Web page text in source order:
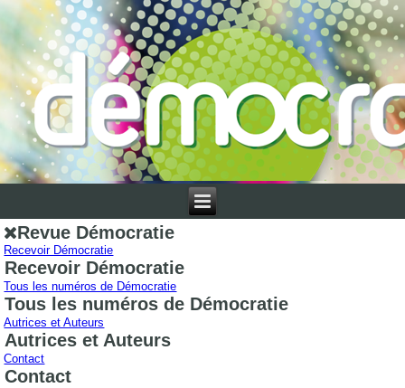
Revue Démocratie
Recevoir Démocratie
Recevoir Démocratie
Tous les numéros de Démocratie
Tous les numéros de Démocratie
Autrices et Auteurs
Autrices et Auteurs
Contact
Contact